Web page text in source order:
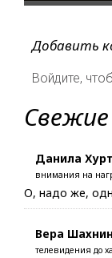
Добавить
Войдите,
Данила
внимания на
О, надо же,
Вера
телевидения до